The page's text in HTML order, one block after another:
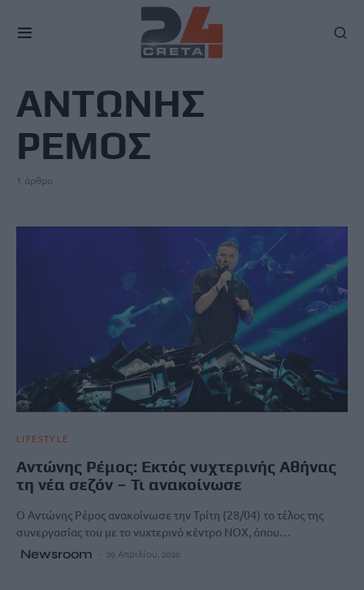
ΑΝΤΩΝΗΣ
ΡΕΜΟΣ
1 άρθρο
LIFESTYLE
Αντώνης Ρέμος: Εκτός νυχτερινής Αθήνας
τη νέα σεζόν – Τι ανακοίνωσε
Ο Αντώνης Ρέμος ανακοίνωσε την Τρίτη (28/04) το τέλος της
συνεργασίας του με το νυχτερινό κέντρο ΝΟΧ, όπου…
Newsroom 29 Απριλίου, 2026